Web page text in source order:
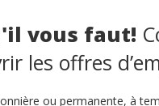
vous faut!
les offres
ou permanente, à